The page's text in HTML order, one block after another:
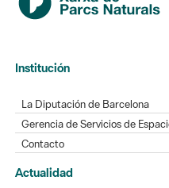
Institución
La Diputación de Barcelona
Gerencia de Servicios de
Contacto
Actualidad